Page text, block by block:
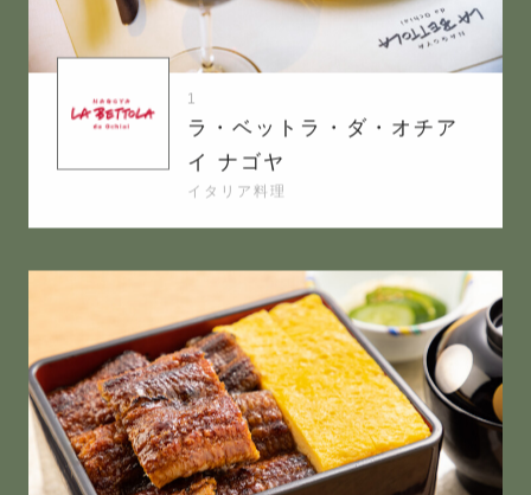
1
ラ・ベットラ・ダ・オチア
イ ナゴヤ
イタリア料理